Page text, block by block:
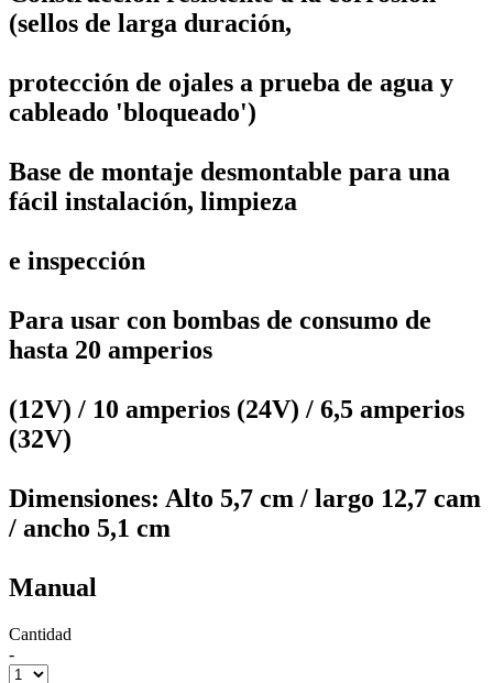
(sellos de larga duración,
protección de ojales a prueba de agua y
cableado 'bloqueado')
Base de montaje desmontable para una
fácil instalación, limpieza
e inspección
Para usar con bombas de consumo de
hasta 20 amperios
(12V) / 10 amperios (24V) / 6,5 amperios
(32V)
Dimensiones: Alto 5,7 cm / largo 12,7 cam
/ ancho 5,1 cm
Manual
Cantidad
-